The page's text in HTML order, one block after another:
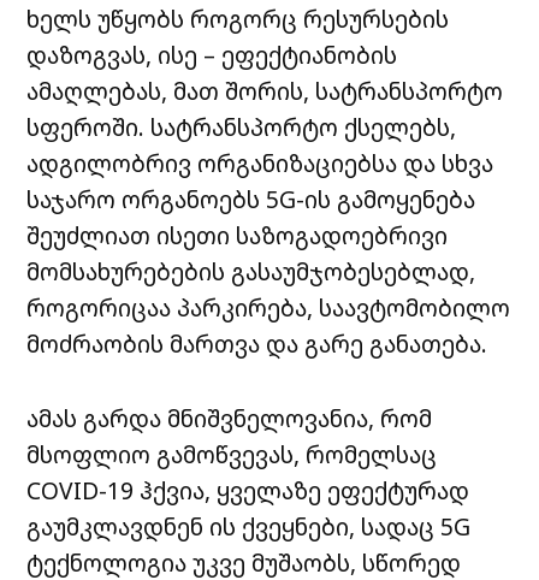
ხელს უწყობს როგორც რესურსების
დაზოგვას, ისე – ეფექტიანობის
ამაღლებას, მათ შორის, სატრანსპორტო
სფეროში. სატრანსპორტო ქსელებს,
ადგილობრივ ორგანიზაციებსა და სხვა
საჯარო ორგანოებს 5G-ის გამოყენება
შეუძლიათ ისეთი საზოგადოებრივი
მომსახურებების გასაუმჯობესებლად,
როგორიცაა პარკირება, საავტომობილო
მოძრაობის მართვა და გარე განათება.
ამას გარდა მნიშვნელოვანია, რომ
მსოფლიო გამოწვევას, რომელსაც
COVID-19 ჰქვია, ყველაზე ეფექტურად
გაუმკლავდნენ ის ქვეყნები, სადაც 5G
ტექნოლოგია უკვე მუშაობს, სწორედ